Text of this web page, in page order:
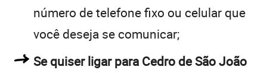
número de telefone fixo ou celular que
você deseja se comunicar;
Se quiser ligar para Cedro de São João